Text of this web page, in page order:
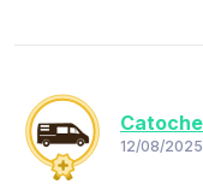
12/08/2025